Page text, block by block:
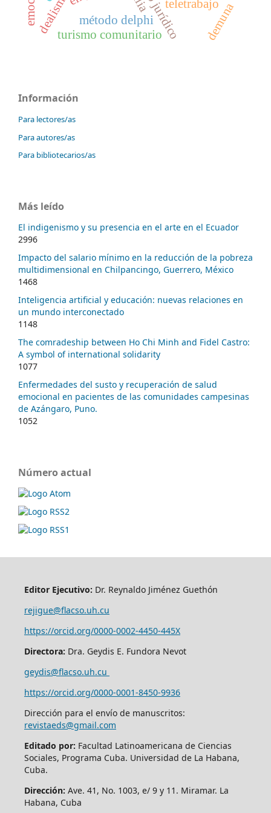
teletrabajo
método delphi
turismo comunitario demuna
Información
Para lectores/as
Para autores/as
Para bibliotecarios/as
Más leído
El indigenismo y su presencia en el arte en el Ecuador
2996
Impacto del salario mínimo en la reducción de la pobreza
multidimensional en Chilpancingo, Guerrero, México
1468
Inteligencia artificial y educación: nuevas relaciones en
un mundo interconectado
1148
The comradeship between Ho Chi Minh and Fidel Castro:
A symbol of international solidarity
1077
Enfermedades del susto y recuperación de salud
emocional en pacientes de las comunidades campesinas
de Azángaro, Puno.
1052
Número actual
Editor Ejecutivo: Dr. Reynaldo Jiménez Guethón
rejigue@flacso.uh.cu
https://orcid.org/0000-0002-4450-445X
Directora: Dra. Geydis E. Fundora Nevot
geydis@flacso.uh.cu
https://orcid.org/0000-0001-8450-9936
Dirección para el envío de manuscritos:
revistaeds@gmail.com
Editado por: Facultad Latinoamericana de Ciencias
Sociales, Programa Cuba. Universidad de La Habana,
Cuba.
Dirección: Ave. 41, No. 1003, e/ 9 y 11. Miramar. La
Habana, Cuba